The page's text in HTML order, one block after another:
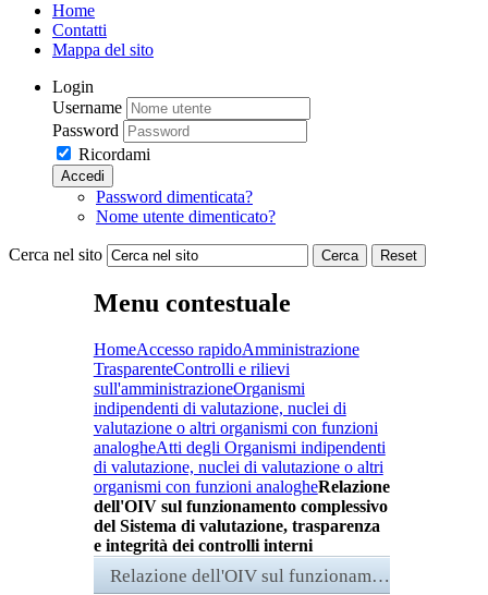
Home
Contatti
Mappa del sito
Login
Username
Password
Ricordami
Accedi
Password dimenticata?
Nome utente dimenticato?
Cerca nel sito Cerca Reset
Menu contestuale
HomeAccesso rapidoAmministrazione
TrasparenteControlli e rilievi
sull'amministrazioneOrganismi
indipendenti di valutazione, nuclei di
valutazione o altri organismi con funzioni
analogheAtti degli Organismi indipendenti
di valutazione, nuclei di valutazione o altri
organismi con funzioni analogheRelazione
dell'OIV sul funzionamento complessivo
del Sistema di valutazione, trasparenza
e integrità dei controlli interni
Relazione dell'OIV sul funzionamento complessivo del Sistema di valutazione, trasparenza e integrità dei controlli interni